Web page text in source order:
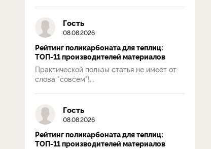
Гость
08.08.2026
Рейтинг поликарбоната для теплиц:
ТОП-11 производителей материалов
Практической пользы статья не имеет от
слова "совсем"!...
Гость
08.08.2026
Рейтинг поликарбоната для теплиц:
ТОП-11 производителей материалов